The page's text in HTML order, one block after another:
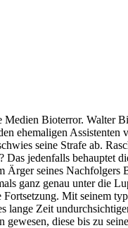
Bioterror. Walter
ehemaligen
seine Strafe ab.
jedenfalls behauptet
seines
ganz genau unter die
Mit seinem
Zeit
diese bis zu